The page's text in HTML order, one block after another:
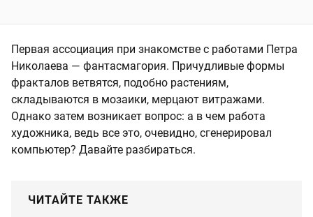
Первая ассоциация при знакомстве с работами Петра
Николаева — фантасмагория. Причудливые формы
фракталов ветвятся, подобно растениям,
складываются в мозаики, мерцают витражами.
Однако затем возникает вопрос: а в чем работа
художника, ведь все это, очевидно, сгенерировал
компьютер? Давайте разбираться.
ЧИТАЙТЕ ТАКЖЕ